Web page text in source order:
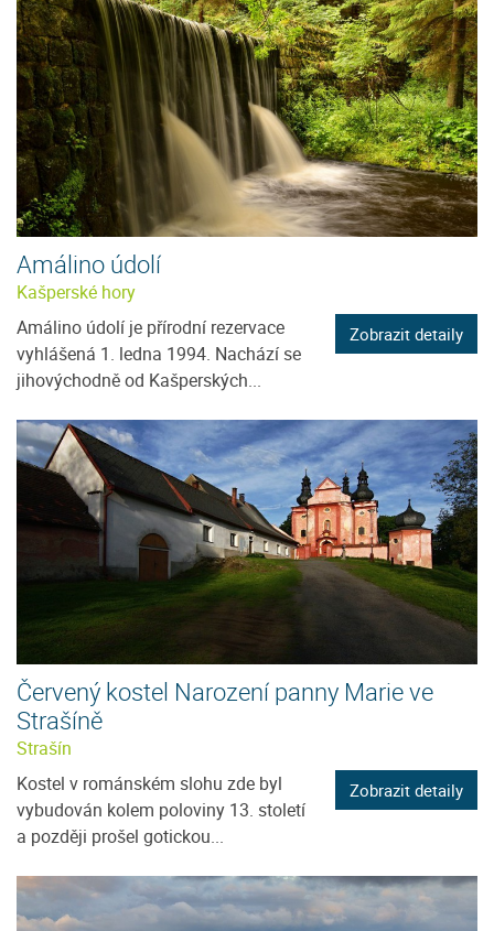
Amálino údolí
Kašperské hory
Amálino údolí je přírodní rezervace
vyhlášená 1. ledna 1994. Nachází se
jihovýchodně od Kašperských...
Zobrazit detaily
Červený kostel Narození panny Marie ve
Strašíně
Strašín
Kostel v románském slohu zde byl
vybudován kolem poloviny 13. století
a později prošel gotickou...
Zobrazit detaily